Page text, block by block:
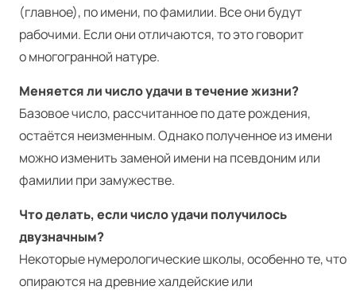
(главное), по имени, по фамилии. Все они будут
рабочими. Если они отличаются, то это говорит
о многогранной натуре.
Меняется ли число удачи в течение жизни?
Базовое число, рассчитанное по дате рождения,
остаётся неизменным. Однако полученное из имени
можно изменить заменой имени на псевдоним или
фамилии при замужестве.
Что делать, если число удачи получилось
двузначным?
Некоторые нумерологические школы, особенно те, что
опираются на древние халдейские или